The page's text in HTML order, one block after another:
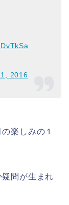
2016
楽しみの１
問が生まれ